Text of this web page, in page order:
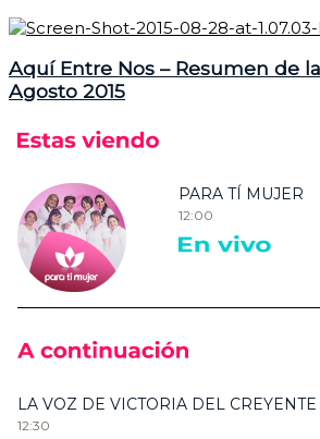
Aquí Entre Nos – Resumen de
Agosto 2015